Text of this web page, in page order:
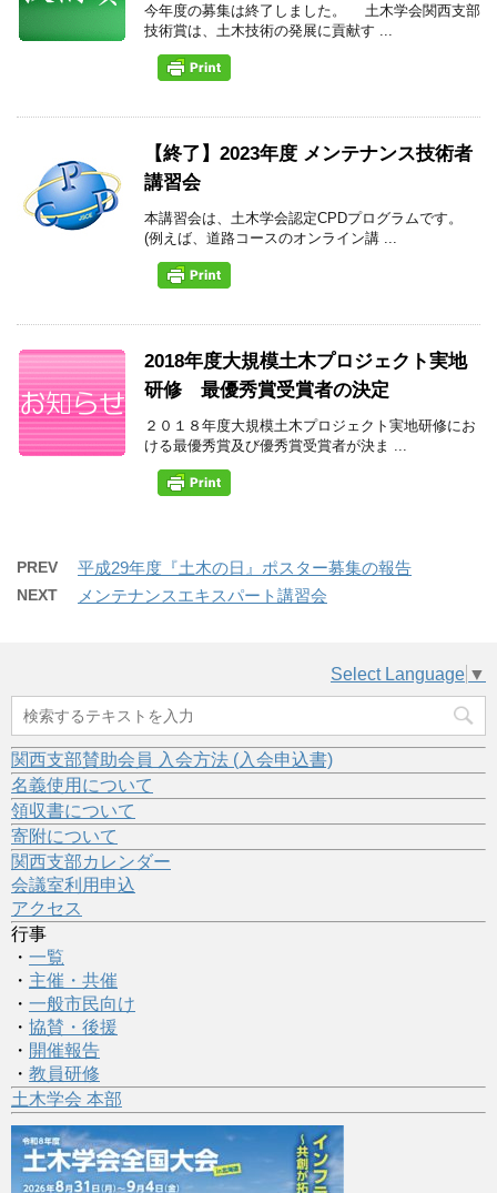
今年度の募集は終了しました。 土木学会関西支部
技術賞は、土木技術の発展に貢献す ...
【終了】2023年度 メンテナンス技術者
講習会
本講習会は、土木学会認定CPDプログラムです。
(例えば、道路コースのオンライン講 ...
2018年度大規模土木プロジェクト実地
研修 最優秀賞受賞者の決定
２０１８年度大規模土木プロジェクト実地研修にお
ける最優秀賞及び優秀賞受賞者が決ま ...
PREV 平成29年度『土木の日』ポスター募集の報告
NEXT メンテナンスエキスパート講習会
Select Language ▼
関西支部賛助会員 入会方法 (入会申込書)
名義使用について
領収書について
寄附について
関西支部カレンダー
会議室利用申込
アクセス
行事
・ 一覧
・ 主催・共催
・ 一般市民向け
・ 協賛・後援
・ 開催報告
・ 教員研修
土木学会 本部